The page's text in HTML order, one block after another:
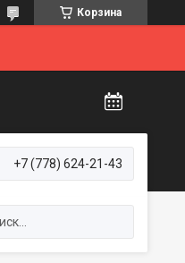
Корзина
+7 (778) 624-21-43